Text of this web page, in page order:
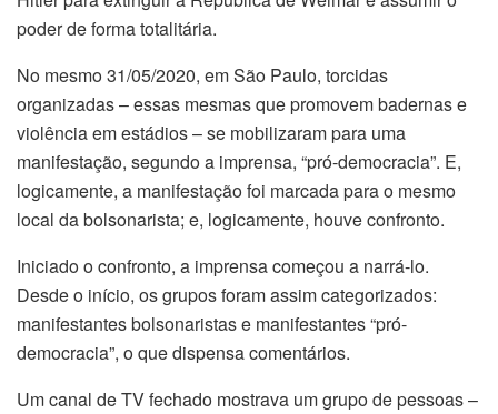
poder de forma totalitária.
No mesmo 31/05/2020, em São Paulo, torcidas
organizadas – essas mesmas que promovem badernas e
violência em estádios – se mobilizaram para uma
manifestação, segundo a imprensa, “pró-democracia”. E,
logicamente, a manifestação foi marcada para o mesmo
local da bolsonarista; e, logicamente, houve confronto.
Iniciado o confronto, a imprensa começou a narrá-lo.
Desde o início, os grupos foram assim categorizados:
manifestantes bolsonaristas e manifestantes “pró-
democracia”, o que dispensa comentários.
Um canal de TV fechado mostrava um grupo de pessoas –